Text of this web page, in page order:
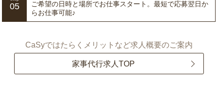
05
ご希望の日時と場所でお仕事スタート。最短で応募翌日か
らお仕事可能♪
CaSyではたらくメリットなど求人概要のご案内
家事代行求人TOP